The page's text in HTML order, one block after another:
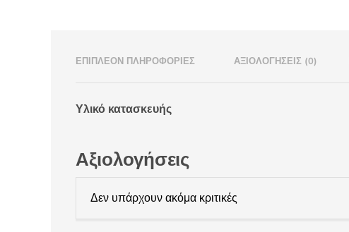
ΕΠΙΠΛΈΟΝ ΠΛΗΡΟΦΟΡΊΕΣ ΑΞΙΟΛΟΓΉΣΕΙΣ (0)
Υλικό κατασκευής
Αξιολογήσεις
Δεν υπάρχουν ακόμα κριτικές